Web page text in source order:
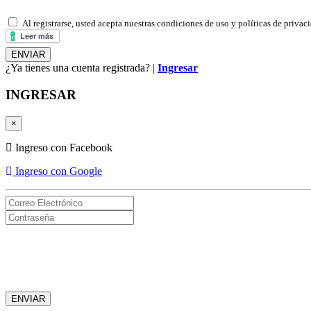
Al registrarse, usted acepta nuestras condiciones de uso y políticas de
¿Ya tienes una cuenta registrada? | Ingresar
INGRESAR
×
Ingreso con Facebook
Ingreso con Google